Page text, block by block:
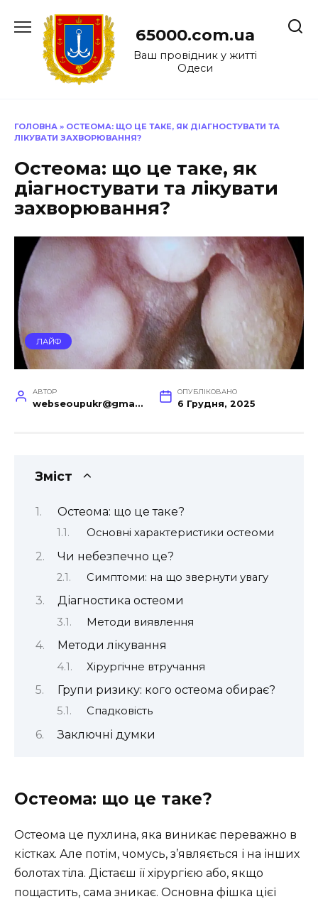
до
65000.com.ua
Ваш провідник у житті
Одеси
ГОЛОВНА » ОСТЕОМА: ЩО ЦЕ ТАКЕ, ЯК ДІАГНОСТУВАТИ ТА
ЛІКУВАТИ ЗАХВОРЮВАННЯ?
Остеома: що це таке, як
діагностувати та лікувати
захворювання?
ЛАЙФ
АВТОР
webseoupukr@gmail.com
ОПУБЛІКОВАНО
6 Грудня, 2025
Зміст
Остеома: що це таке?
Основні характеристики остеоми
Чи небезпечно це?
Симптоми: на що звернути увагу
Діагностика остеоми
Методи виявлення
Методи лікування
Хірургічне втручання
Групи ризику: кого остеома обирає?
Спадковість
Заключні думки
Остеома: що це таке?
Остеома це пухлина, яка виникає переважно в
кістках. Але потім, чомусь, з’являється і на інших
болотах тіла. Дістаєш її хірургією або, якщо
пощастить, сама зникає. Основна фішка цієї